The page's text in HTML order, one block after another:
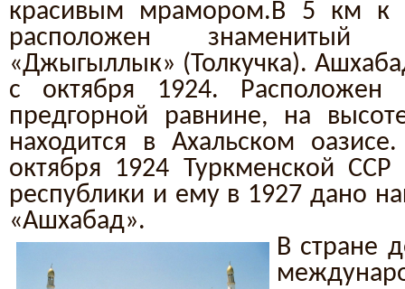
красивым мрамором.В 5 км к
расположен знаменитый
«Джыгыллык» (Толкучка).
с октября 1924. Расположен
предгорной равнине, на
находится в Ахальском
октября 1924 Туркменской ССР
республики и ему в 1927 дано
«Ашхабад».
В стране